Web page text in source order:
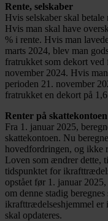
Rente, selskaber
Hvis selskaber skal
Hvis man skal have
% i rente. Hvis man
marts 2024, blev man
fratrukket som dekort
november 2024. Hvis
perioden 21. november
fratrukket en dekort på
Renter på skattekontoen
Fra 1. januar 2025,
skattekontoen. Nu
hovedfordringen, og ikke
Loven som ændrer dette,
tidspunktet for
opstået før 1. januar
om denne stadig
ikrafttrædelseshjemmel er
skal opdateres.